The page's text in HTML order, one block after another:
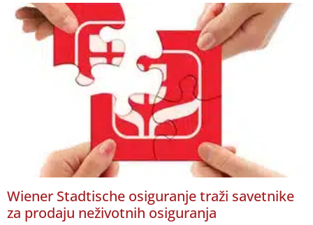
Wiener Stadtische osiguranje traži savetnike
za prodaju neživotnih osiguranja